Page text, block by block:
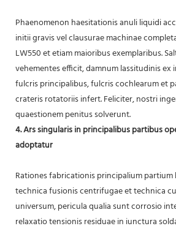
Phaenomenon haesitationis anuli liquidi
initii gravis vel clausurae machinae
LW550 et etiam maioribus exemplaribus.
vehementes efficit, damnum lassitudinis
fulcris principalibus, fulcris cochlearum et
crateris rotatoriis infert. Feliciter, nostri
quaestionem penitus solverunt.
4. Ars singularis in principalibus partibus
adoptatur
Rationes fabricationis principalium
technica fusionis centrifugae et technica
universum, pericula qualia sunt corrosio
relaxatio tensionis residuae in iunctura